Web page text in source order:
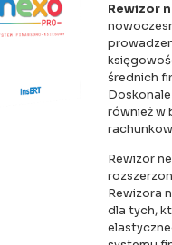
Rewizor
średnich
również w
Rewizor
Rewizora
dla tych,